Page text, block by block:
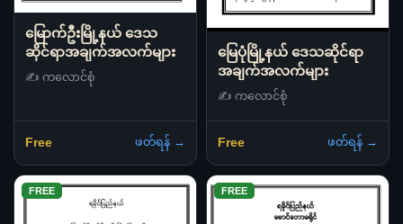
မြောက်ဦးမြို့နယ် ဒေသ
ဆိုင်ရာအချက်အလက်များ
✍️ ကလောင်စုံ
Free ဖတ်ရန် →
မြေပုံမြို့နယ် ဒေသဆိုင်ရာ
အချက်အလက်များ
✍️ ကလောင်စုံ
Free ဖတ်ရန် →
FREE FREE